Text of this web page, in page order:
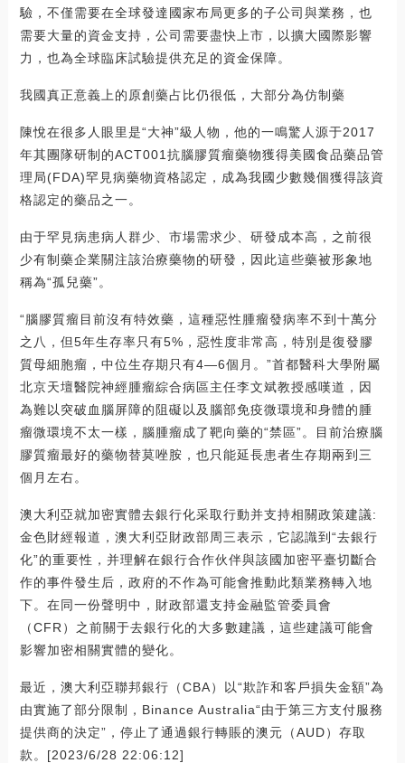
驗，不僅需要在全球發達國家布局更多的子公司與業務，也
需要大量的資金支持，公司需要盡快上市，以擴大國際影響
力，也為全球臨床試驗提供充足的資金保障。
我國真正意義上的原創藥占比仍很低，大部分為仿制藥
陳悅在很多人眼里是“大神”級人物，他的一鳴驚人源于2017
年其團隊研制的ACT001抗腦膠質瘤藥物獲得美國食品藥品管
理局(FDA)罕見病藥物資格認定，成為我國少數幾個獲得該資
格認定的藥品之一。
由于罕見病患病人群少、市場需求少、研發成本高，之前很
少有制藥企業關注該治療藥物的研發，因此這些藥被形象地
稱為“孤兒藥”。
“腦膠質瘤目前沒有特效藥，這種惡性腫瘤發病率不到十萬分
之八，但5年生存率只有5%，惡性度非常高，特別是復發膠
質母細胞瘤，中位生存期只有4—6個月。”首都醫科大學附屬
北京天壇醫院神經腫瘤綜合病區主任李文斌教授感嘆道，因
為難以突破血腦屏障的阻礙以及腦部免疫微環境和身體的腫
瘤微環境不太一樣，腦腫瘤成了靶向藥的“禁區”。目前治療腦
膠質瘤最好的藥物替莫唑胺，也只能延長患者生存期兩到三
個月左右。
澳大利亞就加密實體去銀行化采取行動并支持相關政策建議:
金色財經報道，澳大利亞財政部周三表示，它認識到“去銀行
化”的重要性，并理解在銀行合作伙伴與該國加密平臺切斷合
作的事件發生后，政府的不作為可能會推動此類業務轉入地
下。在同一份聲明中，財政部還支持金融監管委員會
（CFR）之前關于去銀行化的大多數建議，這些建議可能會
影響加密相關實體的變化。
最近，澳大利亞聯邦銀行（CBA）以“欺詐和客戶損失金額”為
由實施了部分限制，Binance Australia“由于第三方支付服務
提供商的決定”，停止了通過銀行轉賬的澳元（AUD）存取
款。[2023/6/28 22:06:12]